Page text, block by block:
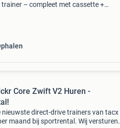
– compleet met cassette +
Core Zwift V2 Huren -
nieuwste direct-drive trainers van tacx
maand bij sportrental. Wij versturen